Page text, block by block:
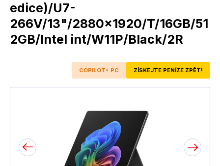
edice)/U7-
266V/13"/2880x1920/T/16GB/51
2GB/Intel int/W11P/Black/2R
COPILOT+ PC ZÍSKEJTE PENÍZE ZPĚT!